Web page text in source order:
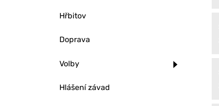
Hřbitov
Doprava
Volby
Hlášení závad